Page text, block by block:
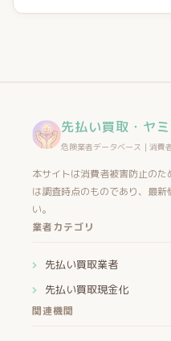
先払い買取・ヤ
危険業者データベース｜消費
本サイトは消費者被害防止の
は調査時点のものであり、最
い。
業者カテゴリ
先払い買取業者
先払い買取現金化
関連機関